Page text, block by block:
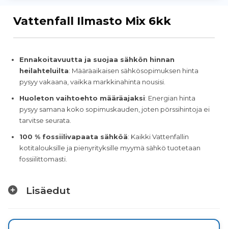
Vattenfall Ilmasto Mix 6kk
Ennakoitavuutta ja suojaa sähkön hinnan
heilahteluilta: Määräaikaisen sähkösopimuksen hinta
pysyy vakaana, vaikka markkinahinta nousisi.
Huoleton vaihtoehto määräajaksi: Energian hinta
pysyy samana koko sopimuskauden, joten pörssihintoja ei
tarvitse seurata.
100 % fossiilivapaata sähköä: Kaikki Vattenfallin
kotitalouksille ja pienyrityksille myymä sähkö tuotetaan
fossiilittomasti.
Lisäedut